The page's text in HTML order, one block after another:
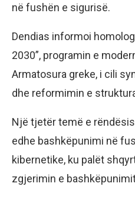
në fushën e sigurisë.
Dendias informoi
2030”, programin e
Armatosura greke, i cili
dhe reformimin e
Një tjetër temë e
edhe bashkëpunimi në
kibernetike, ku palët
zgjerimin e